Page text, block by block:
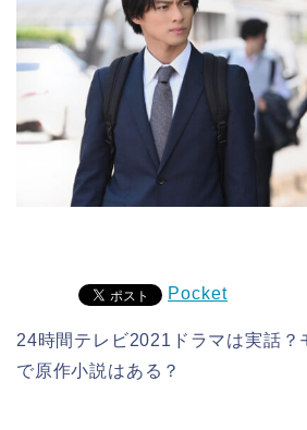
Pocket
24時間テレビ2021ドラマは実話？
で原作小説はある？